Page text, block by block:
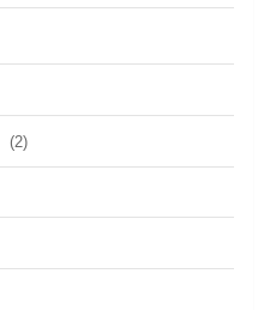
(2)